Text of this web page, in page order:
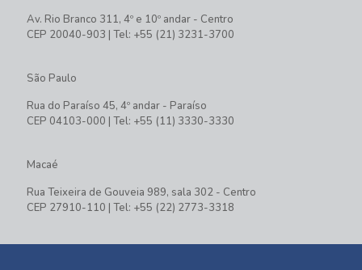
Av. Rio Branco 311, 4º e 10º andar - Centro
CEP 20040-903 | Tel: +55 (21) 3231-3700
São Paulo
Rua do Paraíso 45, 4º andar - Paraíso
CEP 04103-000 | Tel: +55 (11) 3330-3330
Macaé
Rua Teixeira de Gouveia 989, sala 302 - Centro
CEP 27910-110 | Tel: +55 (22) 2773-3318